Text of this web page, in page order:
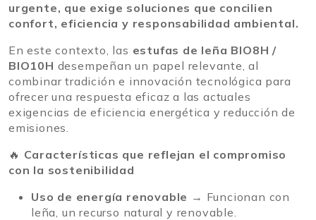
urgente, que exige soluciones que concilien
confort, eficiencia y responsabilidad ambiental.
En este contexto, las estufas de leña BIO8H /
BIO10H desempeñan un papel relevante, al
combinar tradición e innovación tecnológica para
ofrecer una respuesta eficaz a las actuales
exigencias de eficiencia energética y reducción de
emisiones.
🔥 Características que reflejan el compromiso
con la sostenibilidad
Uso de energía renovable → Funcionan con
leña, un recurso natural y renovable.